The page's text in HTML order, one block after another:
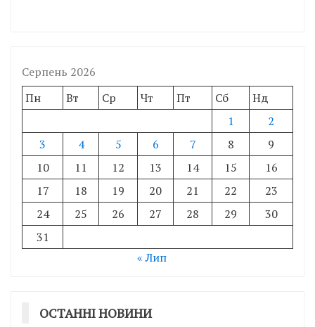
Серпень 2026
Пн
Вт Ср Чт Пт Сб
Нд
1
2
3
4 5 6 7 8
9
10
11 12 13 14 15
16
17
18 19 20 21 22
23
24
25 26 27 28 29
30
31
« Лип
ОСТАННІ НОВИНИ